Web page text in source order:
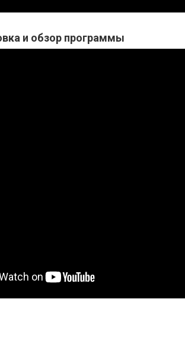
и обзор программы